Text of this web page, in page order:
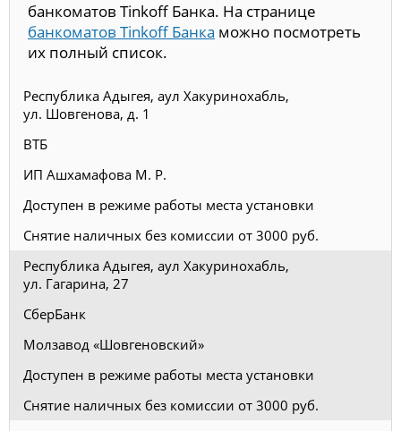
банкоматов Tinkoff Банка. На странице
банкоматов Tinkoff Банка можно посмотреть
их полный список.
Республика Адыгея, аул Хакуринохабль,
ул. Шовгенова, д. 1
ВТБ
ИП Ашхамафова М. Р.
Доступен в режиме работы места установки
Снятие наличных без комиссии от 3000 руб.
Республика Адыгея, аул Хакуринохабль,
ул. Гагарина, 27
СберБанк
Молзавод «Шовгеновский»
Доступен в режиме работы места установки
Снятие наличных без комиссии от 3000 руб.